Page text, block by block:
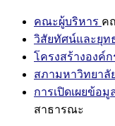
คณะผู้บริหาร ค
วิสัยทัศน์และยุท
โครงสร้างองค์ก
สภามหาวิทยาลั
การเปิดเผยข้อ
สาธารณะ